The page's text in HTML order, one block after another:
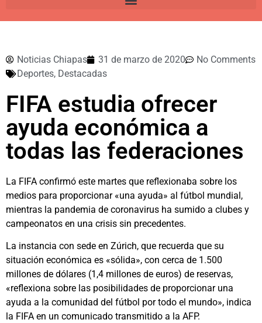
Noticias Chiapas 31 de marzo de 2020
No Comments
Deportes, Destacadas
FIFA estudia ofrecer
ayuda económica a
todas las federaciones
La FIFA confirmó este martes que reflexionaba sobre los
medios para proporcionar «una ayuda» al fútbol mundial,
mientras la pandemia de coronavirus ha sumido a clubes y
campeonatos en una crisis sin precedentes.
La instancia con sede en Zúrich, que recuerda que su
situación económica es «sólida», con cerca de 1.500
millones de dólares (1,4 millones de euros) de reservas,
«reflexiona sobre las posibilidades de proporcionar una
ayuda a la comunidad del fútbol por todo el mundo», indica
la FIFA en un comunicado transmitido a la AFP.